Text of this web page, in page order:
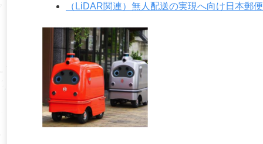
（LiDAR関連）無人配送の実現へ向け日本郵